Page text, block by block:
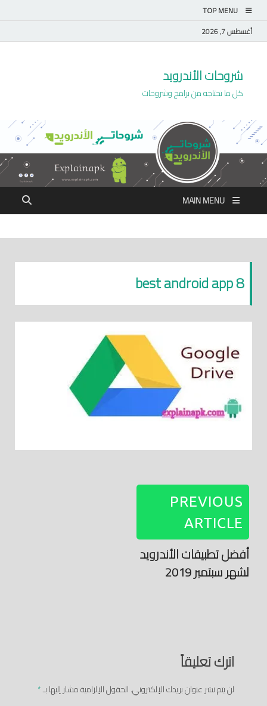
TOP MENU
أغسطس 7, 2026
شروحات الأندرويد
كل ما تحتاجه من برامج وشروحات
MAIN MENU
best android app 8
PREVIOUS
ARTICLE
أفضل تطبيقات الأندرويد
لشهر سبتمبر 2019
اترك تعليقاً
لن يتم نشر عنوان بريدك الإلكتروني.الحقول الإلزامية مشار إليها بـ*